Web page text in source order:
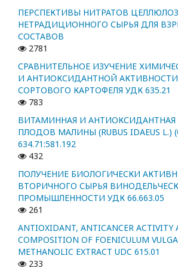
ПЕРСПЕКТИВЫ НИТРАТОВ
НЕТРАДИЦИОННОГО СЫРЬЯ ДЛЯ
СОСТАВОВ
2781
СРАВНИТЕЛЬНОЕ ИЗУЧЕНИЕ
И АНТИОКСИДАНТНОЙ АКТИВНОСТИ
СОРТОВОГО КАРТОФЕЛЯ УДК 635.21
783
ВИТАМИННАЯ И АНТИОКСИДАНТНАЯ
ПЛОДОВ МАЛИНЫ (RUBUS IDAEUS L.)
634.71:581.192
432
ПОЛУЧЕНИЕ БИОЛОГИЧЕСКИ
ВТОРИЧНОГО СЫРЬЯ
ПРОМЫШЛЕННОСТИ УДК 66.663.05
261
ANTIOXIDANT, ANTICANCER ACTIVITY
COMPOSITION OF FOENICULUM
METHANOLIC EXTRACT UDC 615.01
233